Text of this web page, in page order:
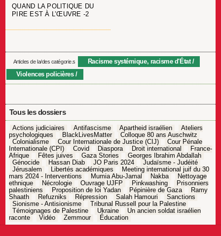
QUAND LA POLITIQUE DU
PIRE EST À L’ŒUVRE -2
Articles de la/des catégorie.s
Racisme systémique, racisme d'État
Violences policières
Tous les dossiers
Actions judiciaires Antifascisme Apartheid israélien
Ateliers
psychologiques
BlackLivesMatter
Colloque 80 ans Auschwitz
Colonialisme
Cour Internationale de Justice (CIJ)
Cour Pénale
Internationale (CPI)
Covid Diaspora Droit international
France-
Afrique
Fêtes juives Gaza Stories
Georges Ibrahim Abdallah
Génocide
Hassan Diab JO Paris 2024
Judaïsme - Judéité
Jérusalem
Libertés académiques
Meeting international juif du 30
mars 2024 - Interventions
Mumia Abu-Jamal Nakba
Nettoyage
ethnique
Nécrologie Ouvrage UJFP Pinkwashing
Prisonniers
palestiniens
Proposition de loi Yadan Pépinière de Gaza
Ramy
Shaath
Refuzniks Répression Salah Hamouri
Sanctions
Sionisme - Antisionisme
Tribunal Russell pour la Palestine
Témoignages de Palestine
Ukraine
Un ancien soldat israélien
raconte
Vidéo Zemmour Éducation
Navigation